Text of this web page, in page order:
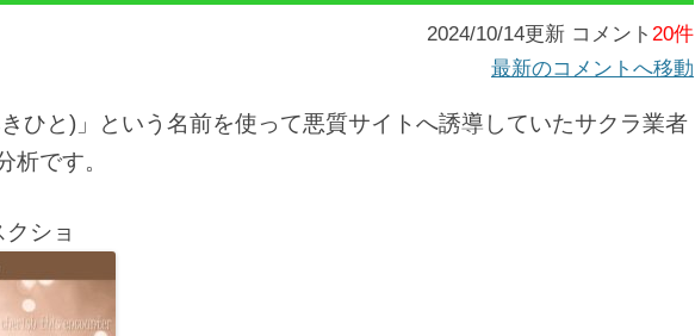
2024/10/14更新 コメント 20件
最新のコメントへ移動
ひと)」という名前を使って悪質サイトへ誘導していたサクラ業者
析です。
ショ